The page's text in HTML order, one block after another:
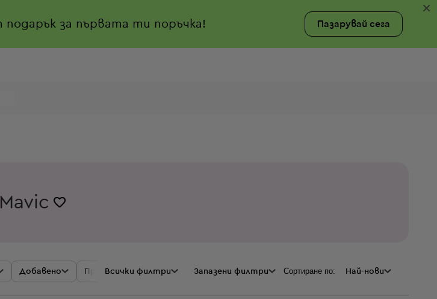
за първата ти поръчка! Пазарувай сега
×
Mavic
Добавено Промоции Цена
Всички филтри Запазени филтри Сортиране по: Най-нови